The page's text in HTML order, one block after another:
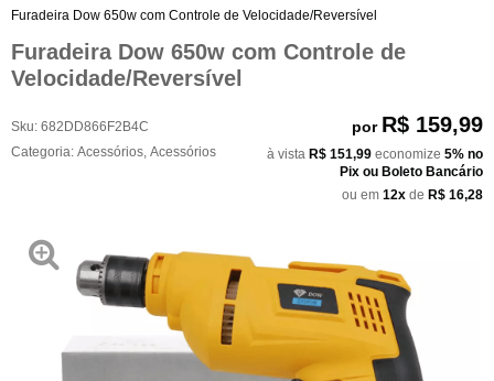
Furadeira Dow 650w com Controle de Velocidade/Reversível
Furadeira Dow 650w com Controle de
Velocidade/Reversível
Sku: 682DD866F2B4C
Categoria: Acessórios Acessórios
por R$ 159,99
à vista R$ 151,99 economize 5% no
Pix ou Boleto Bancário
ou em 12x de R$ 16,28